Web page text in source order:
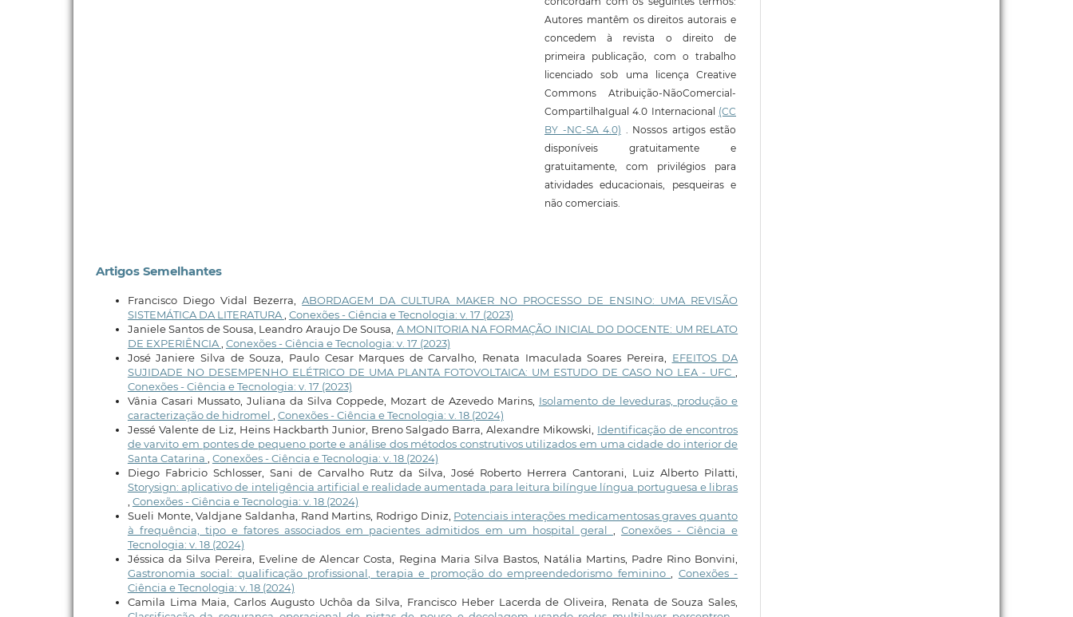
Autores mantêm os direitos autorais e
concedem à revista o direito de
primeira publicação, com o trabalho
licenciado sob uma licença Creative
Commons Atribuição-NãoComercial-
CompartilhaIgual 4.0 Internacional (CC
BY -NC-SA 4.0) . Nossos artigos estão
disponíveis gratuitamente e
gratuitamente, com privilégios para
atividades educacionais, pesqueiras e
não comerciais.
Artigos Semelhantes
Francisco Diego Vidal Bezerra,ABORDAGEM DA CULTURA MAKER NO PROCESSO DE ENSINO: UMA REVISÃO
SISTEMÁTICA DA LITERATURA, Conexões - Ciência e Tecnologia: v. 17 (2023)
Janiele Santos de Sousa, Leandro Araujo De Sousa, A MONITORIA NA FORMAÇÃO INICIAL DO DOCENTE: UM RELATO
DE EXPERIÊNCIA, Conexões - Ciência e Tecnologia: v. 17 (2023)
José Janiere Silva de Souza, Paulo Cesar Marques de Carvalho, Renata Imaculada Soares Pereira, EFEITOS DA
SUJIDADE NO DESEMPENHO ELÉTRICO DE UMA PLANTA FOTOVOLTAICA: UM ESTUDO DE CASO NO LEA - UFC,
Conexões - Ciência e Tecnologia: v. 17 (2023)
Vânia Casari Mussato, Juliana da Silva Coppede, Mozart de Azevedo Marins, Isolamento de leveduras, produção e
caracterização de hidromel , Conexões - Ciência e Tecnologia: v. 18 (2024)
Jessé Valente de Liz, Heins Hackbarth Junior, Breno Salgado Barra, Alexandre Mikowski, Identificação de encontros
de varvito em pontes de pequeno porte e análise dos métodos construtivos utilizados em uma cidade do interior de
Santa Catarina , Conexões - Ciência e Tecnologia: v. 18 (2024)
Diego Fabricio Schlosser, Sani de Carvalho Rutz da Silva, José Roberto Herrera Cantorani, Luiz Alberto Pilatti,
Storysign: aplicativo de inteligência artificial e realidade aumentada para leitura bilíngue língua portuguesa e libras
, Conexões - Ciência e Tecnologia: v. 18 (2024)
Sueli Monte, Valdjane Saldanha, Rand Martins, Rodrigo Diniz, Potenciais interações medicamentosas graves quanto
à frequência, tipo e fatores associados em pacientes admitidos em um hospital geral , Conexões - Ciência e
Tecnologia: v. 18 (2024)
Jéssica da Silva Pereira, Eveline de Alencar Costa, Regina Maria Silva Bastos, Natália Martins, Padre Rino Bonvini,
Gastronomia social: qualificação profissional, terapia e promoção do empreendedorismo feminino, Conexões -
Ciência e Tecnologia: v. 18 (2024)
Camila Lima Maia, Carlos Augusto Uchôa da Silva, Francisco Heber Lacerda de Oliveira, Renata de Souza Sales,